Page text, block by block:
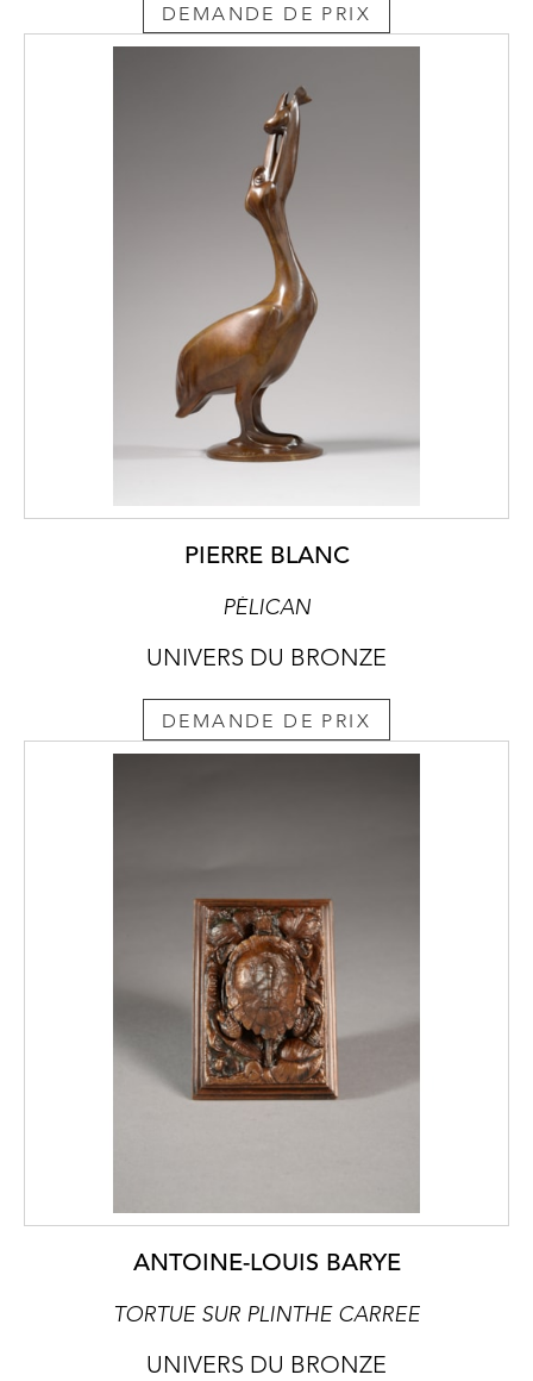
DEMANDE DE PRIX
PIERRE BLANC
PÉLICAN
UNIVERS DU BRONZE
DEMANDE DE PRIX
ANTOINE-LOUIS BARYE
TORTUE SUR PLINTHE CARREE
UNIVERS DU BRONZE